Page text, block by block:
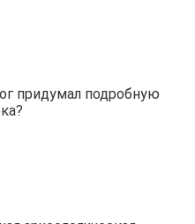
придумал подробную